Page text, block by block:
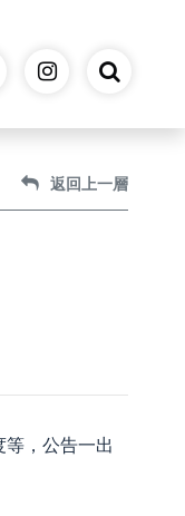
返回上一層
，公告一出